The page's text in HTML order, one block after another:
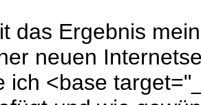
das Ergebnis
neuen
ich <base